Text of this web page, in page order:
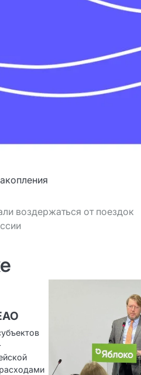
воздержаться от поездок